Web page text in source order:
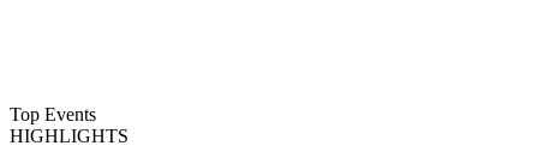
Top Events
HIGHLIGHTS